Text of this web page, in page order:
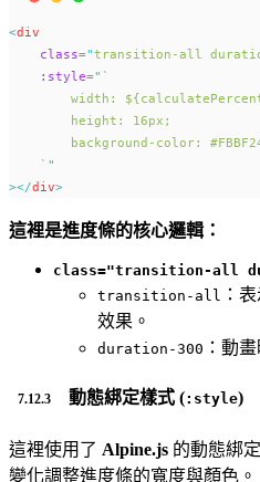
<div
class="transition-all
:style=" `
width:
        height: 16px;
background-color:
    `
"
></div>
這裡是進度條的核心邏輯：
class="transition-all
transition-all ：
效果。
duration-300 ：動
動態綁定樣式 (:style)
這裡使用了 Alpine.js 的動態綁
變化調整進度條的寬度與顏色。